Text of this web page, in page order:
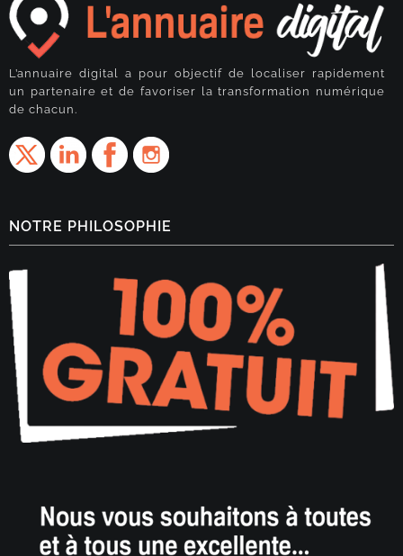
L’annuaire digital a pour objectif de localiser rapidement
un partenaire et de favoriser la transformation numérique
de chacun.
NOTRE PHILOSOPHIE